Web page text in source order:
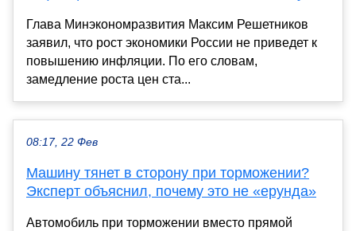
Глава Минэкономразвития Максим Решетников
заявил, что рост экономики России не приведет к
повышению инфляции. По его словам,
замедление роста цен ста...
08:17, 22 Фев
Машину тянет в сторону при торможении?
Эксперт объяснил, почему это не «ерунда»
Автомобиль при торможении вместо прямой